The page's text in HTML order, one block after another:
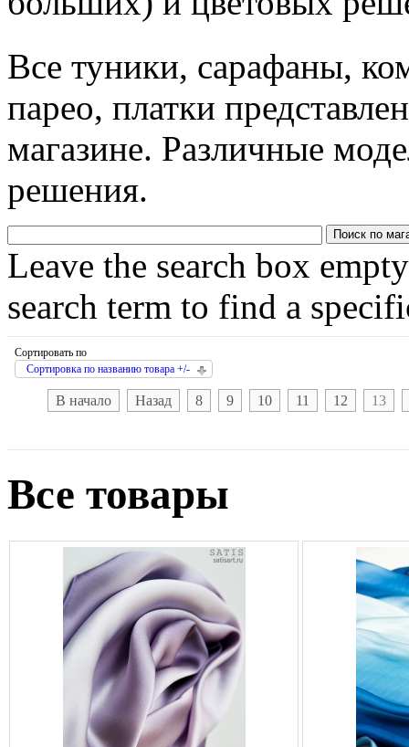
Все туники, сарафаны,
парео, платки
магазине. Различные
решения.
Leave the search box
search term to find a
Сортировать по
Сортировка по названию товара +/-
В начало Назад 8 9 10 11 12 13
Все товары